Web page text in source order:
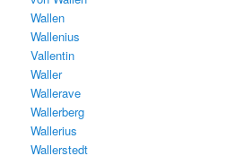
Wallen
Wallenius
Vallentin
Waller
Wallerave
Wallerberg
Wallerius
Wallerstedt